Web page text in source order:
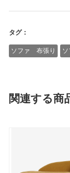
タグ：
ソファ 布張り
関連する商